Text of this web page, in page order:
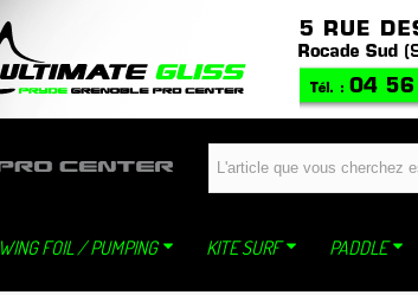
WING FOIL / PUMPING KITE SURF PADDLE